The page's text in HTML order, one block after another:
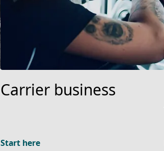
Carrier business
Start here